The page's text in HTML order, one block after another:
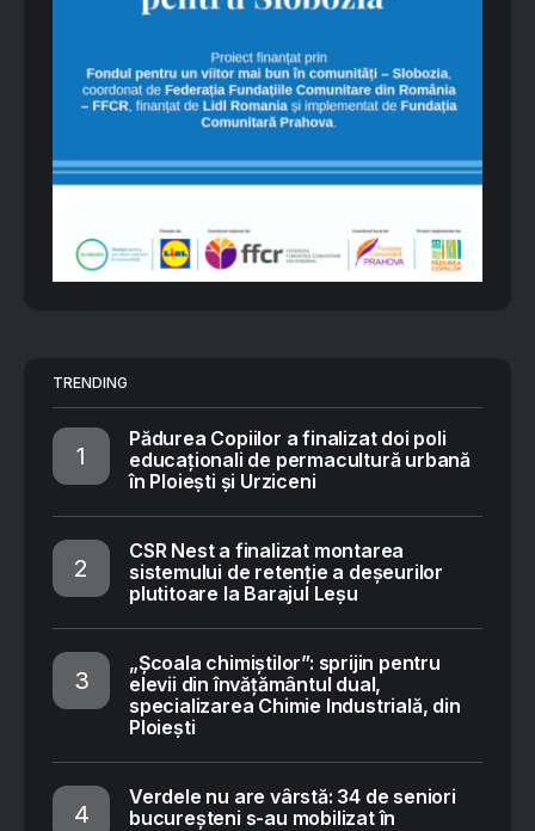
TRENDING
Pădurea Copiilor a finalizat doi poli
educaționali de permacultură urbană
în Ploiești și Urziceni
CSR Nest a finalizat montarea
sistemului de retenție a deșeurilor
plutitoare la Barajul Leșu
„Școala chimiștilor”: sprijin pentru
elevii din învățământul dual,
specializarea Chimie Industrială, din
Ploiești
Verdele nu are vârstă: 34 de seniori
bucureșteni s-au mobilizat în